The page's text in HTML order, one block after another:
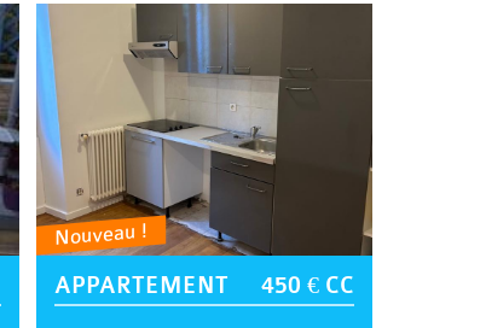
Nouveau !
APPARTEMENT 450 € CC